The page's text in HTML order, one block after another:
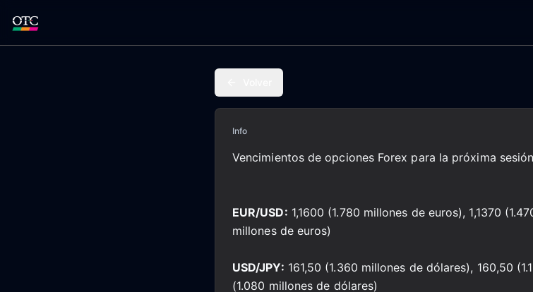
Info
Vencimientos de opciones Forex para la próxima
EUR/USD: 1,1600 (1.780 millones de euros), 1,1370
millones de euros)
USD/JPY: 161,50 (1.360 millones de dólares), 160,50
(1.080 millones de dólares)